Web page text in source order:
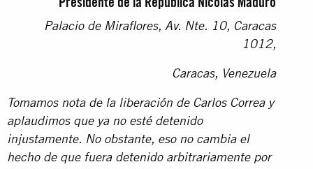
Palacio de Miraflores, Av. Nte. 10, Caracas
1012,
Caracas, Venezuela
Tomamos nota de la liberación de Carlos Correa y
aplaudimos que ya no esté detenido
injustamente. No obstante, eso no cambia el
hecho de que fuera detenido arbitrariamente por